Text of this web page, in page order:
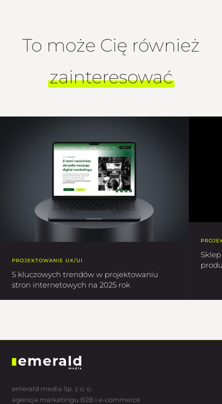
To może Cię również
zainteresować
PROJEKTOWANIE UX/UI
5 kluczowych trendów w projektowaniu
stron internetowych na 2025 rok
emerald media Sp. z o. o.
agencja marketingu B2B i e-commerce